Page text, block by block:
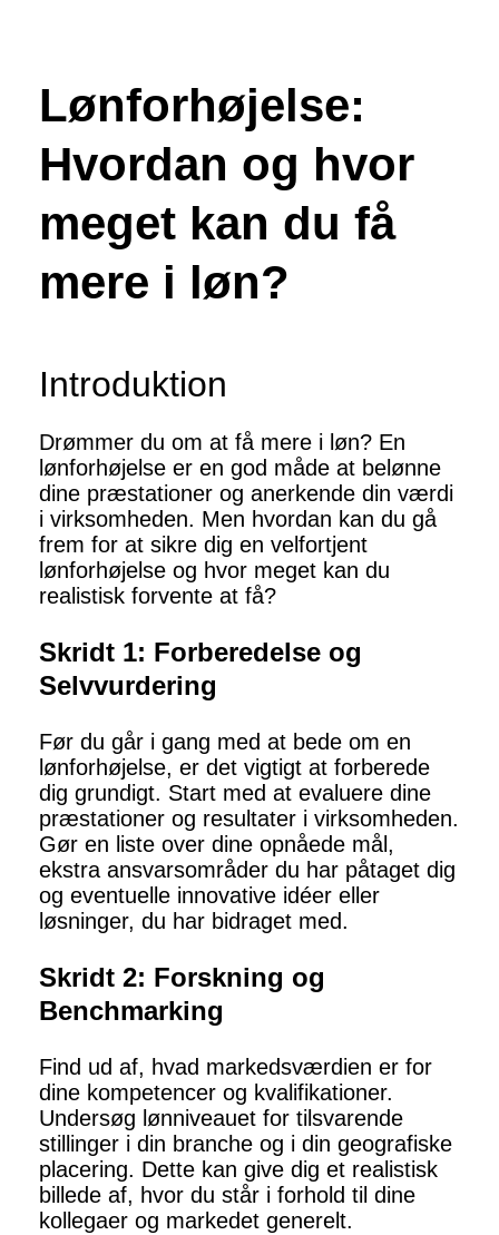
Lønforhøjelse:
Hvordan og hvor
meget kan du få
mere i løn?
Introduktion
Drømmer du om at få mere i løn? En
lønforhøjelse er en god måde at belønne
dine præstationer og anerkende din værdi
i virksomheden. Men hvordan kan du gå
frem for at sikre dig en velfortjent
lønforhøjelse og hvor meget kan du
realistisk forvente at få?
Skridt 1: Forberedelse og
Selvvurdering
Før du går i gang med at bede om en
lønforhøjelse, er det vigtigt at forberede
dig grundigt. Start med at evaluere dine
præstationer og resultater i virksomheden.
Gør en liste over dine opnåede mål,
ekstra ansvarsområder du har påtaget dig
og eventuelle innovative idéer eller
løsninger, du har bidraget med.
Skridt 2: Forskning og
Benchmarking
Find ud af, hvad markedsværdien er for
dine kompetencer og kvalifikationer.
Undersøg lønniveauet for tilsvarende
stillinger i din branche og i din geografiske
placering. Dette kan give dig et realistisk
billede af, hvor du står i forhold til dine
kollegaer og markedet generelt.